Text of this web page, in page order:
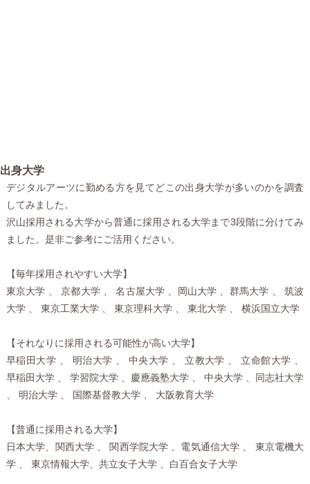
出身大学
デジタルアーツに勤める方を見てどこの出身大学が多いのかを調査
してみました。
沢山採用される大学から普通に採用される大学まで3段階に分けてみ
ました。是非ご参考にご活用ください。
【毎年採用されやすい大学】
東京大学 、 京都大学 、 名古屋大学 、岡山大学 、群馬大学 、 筑波
大学 、 東京工業大学 、 東京理科大学 、 東北大学 、 横浜国立大学
【それなりに採用される可能性が高い大学】
早稲田大学 、 明治大学 、 中央大学 、 立教大学 、 立命館大学 、
早稲田大学 、 学習院大学 、慶應義塾大学 、 中央大学 、同志社大学
、 明治大学 、 国際基督教大学 、 大阪教育大学
【普通に採用される大学】
日本大学、関西大学 、 関西学院大学 、電気通信大学 、 東京電機大
学 、 東京情報大学、共立女子大学 、白百合女子大学